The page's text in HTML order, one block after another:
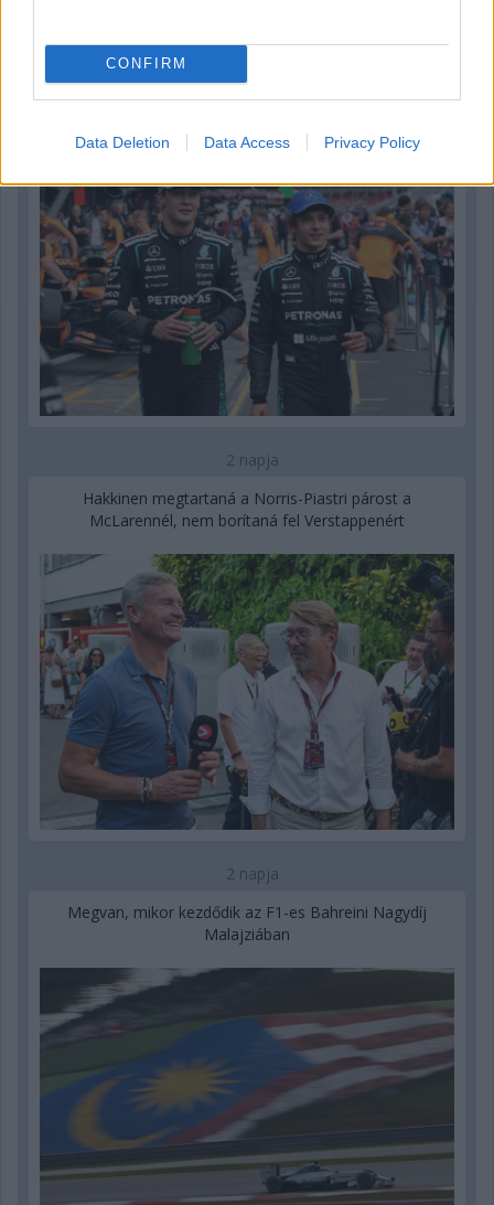
CONFIRM
Data Deletion Data Access Privacy Policy
1 napja
Montoya szerint Antonelli kedvessége sem segít
Russellen
2 napja
Hakkinen megtartaná a Norris-Piastri párost a
McLarennél, nem borítaná fel Verstappenért
2 napja
Megvan, mikor kezdődik az F1-es Bahreini Nagydíj
Malajziában